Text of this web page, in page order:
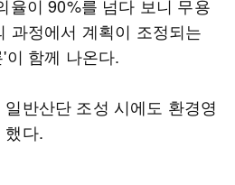
율이 90%를 넘다 보니 무용
과정에서 계획이 조정되는
이 함께 나온다.
반산단 조성 시에도 환경영
했다.